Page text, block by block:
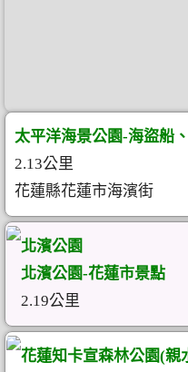
太平洋海景公園-海盜船
2.13公里
花蓮縣花蓮市海濱街
北濱公園
北濱公園-花蓮市景點
2.19公里
花蓮知卡宣森林公園(親